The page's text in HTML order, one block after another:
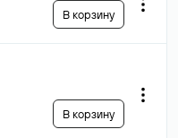
В корзину
В корзину